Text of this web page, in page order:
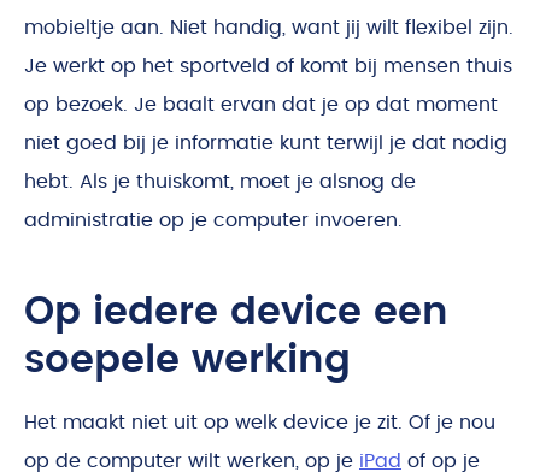
mobieltje aan. Niet handig, want jij wilt flexibel zijn.
Je werkt op het sportveld of komt bij mensen thuis
op bezoek. Je baalt ervan dat je op dat moment
niet goed bij je informatie kunt terwijl je dat nodig
hebt. Als je thuiskomt, moet je alsnog de
administratie op je computer invoeren.
Op iedere device een
soepele werking
Het maakt niet uit op welk device je zit. Of je nou
op de computer wilt werken, op je iPad of op je